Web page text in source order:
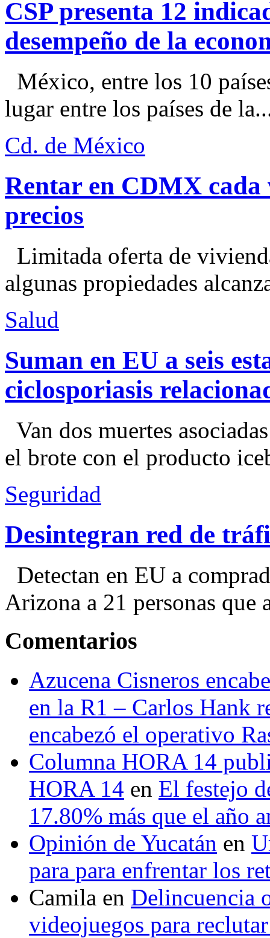
CSP presenta 12
desempeño de la
México, entre los 10
lugar entre los países de
Cd. de México
Rentar en CDMX cada
precios
Limitada oferta de
algunas propiedades
Salud
Suman en EU a seis
ciclosporiasis
Van dos muertes
el brote con el producto
Seguridad
Desintegran red de
Detectan en EU a
Arizona a 21 personas que
Comentarios
Azucena Cisneros
en la R1 – Carlos Hank
encabezó el operativo
Columna HORA 14
HORA 14 en El festejo
17.80% más que el año
Opinión de Yucatán en
para para enfrentar los
Camila en Delincuencia
videojuegos para